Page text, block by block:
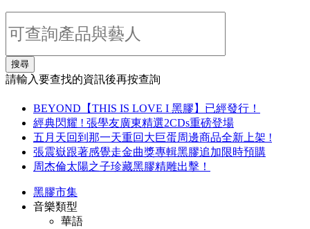
搜尋
請輸入要查找的資訊後再按查詢
BEYOND【THIS IS LOVE I 黑膠】已經發行！
經典閃耀 ! 張學友廣東精選2CDs重磅登場
五月天回到那一天重回大巨蛋周邊商品全新上架 !
張震嶽跟著感覺走金曲獎專輯黑膠追加限時預購
周杰倫太陽之子珍藏黑膠精雕出擊！
黑膠市集
音樂類型
華語